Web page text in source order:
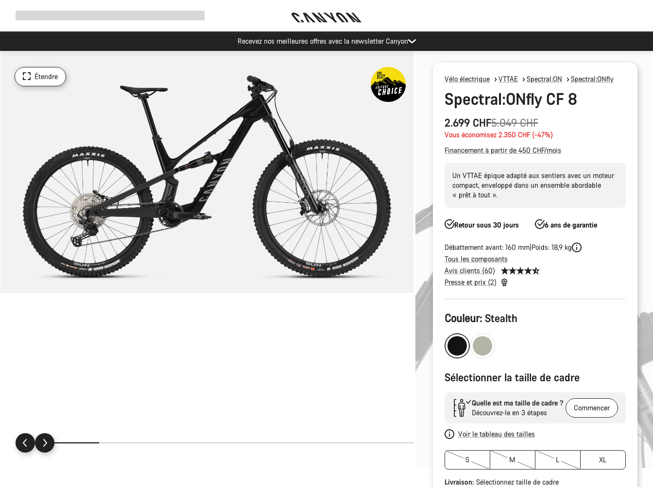
navigation
Recevez nos meilleures offres avec la newsletter Canyon
Étendre Vélo électrique VTTAE Spectral:ON Spectral:ONfly
Spectral:ONfly CF 8
2.699 CHF
Prix
d’origine
5.049 CHF
Vous économisez 2.350 CHF (-47%)
Financement à partir de 450 CHF/mois
Un VTTAE épique adapté aux sentiers avec un moteur
compact, enveloppé dans un ensemble abordable
« prêt à tout ».
Retour sous 30 jours 6 ans de garantie
Débattement avant: 160 mm Poids: 18,9 kg
Tous les composants
Avis clients (60)
Presse et prix (2)
Configuration
du
produit
Couleur: Stealth
Sélectionner la taille de cadre
Quelle est ma taille de cadre ?
Découvrez-le en 3 étapes
Commencer
Voir le tableau des tailles
S M L XL
Livraison: Sélectionnez taille de cadre